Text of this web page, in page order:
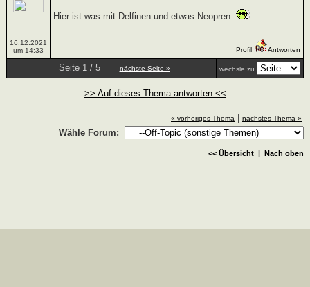
Hier ist was mit Delfinen und etwas Neopren.
16.12.2021
um 14:33
Profil Antworten
Seite 1 / 5 nächste Seite » wechsle zu
>> Auf dieses Thema antworten <<
« vorheriges Thema nächstes Thema »
Wähle Forum:
<< Übersicht | Nach oben